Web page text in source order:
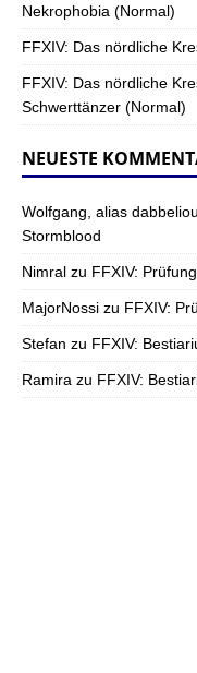
Nekrophobia (Normal)
FFXIV: Das nördliche
FFXIV: Das nördliche
Schwerttänzer (Normal)
NEUESTE
Wolfgang, alias
Stormblood
Nimral zu FFXIV:
MajorNossi zu FFXIV:
Stefan zu FFXIV:
Ramira zu FFXIV: